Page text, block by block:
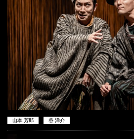
山本 芳郎 谷 洋介